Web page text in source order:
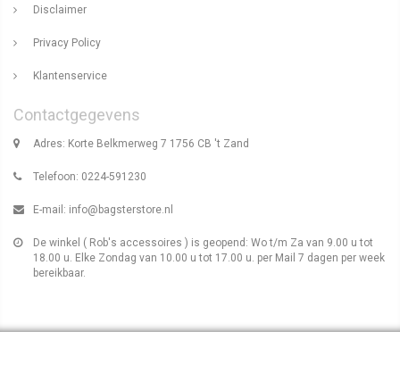
Disclaimer
Privacy Policy
Klantenservice
Contactgegevens
Adres: Korte Belkmerweg 7 1756 CB 't Zand
Telefoon: 0224-591230
E-mail: info@bagsterstore.nl
De winkel ( Rob's accessoires ) is geopend: Wo t/m Za van 9.00 u tot
18.00 u. Elke Zondag van 10.00 u tot 17.00 u. per Mail 7 dagen per week
bereikbaar.